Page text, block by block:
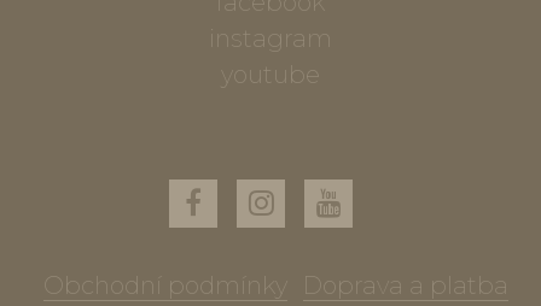
instagram
youtube
Obchodní podmínky
Doprava a platba